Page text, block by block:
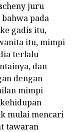
juru
pada
gadis itu,
itu, mimpi
terlalu
dan
dengan
mimpi
mulai mencari
tawaran